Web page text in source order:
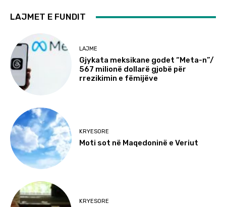
LAJMET E FUNDIT
LAJME
Gjykata meksikane godet “Meta-n”/
567 milionë dollarë gjobë për
rrezikimin e fëmijëve
KRYESORE
Moti sot në Maqedoninë e Veriut
KRYESORE